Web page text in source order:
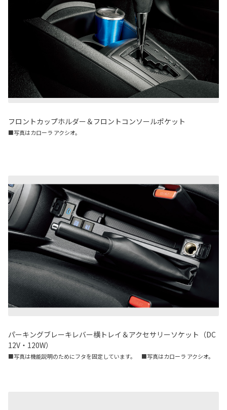
フロントカップホルダー＆フロントコンソールポケット
■写真はカローラ アクシオ。
パーキングブレーキレバー横トレイ＆アクセサリーソケット（DC
12V・120W）
■写真は機能説明のためにフタを固定しています。 ■写真はカローラ アクシオ。